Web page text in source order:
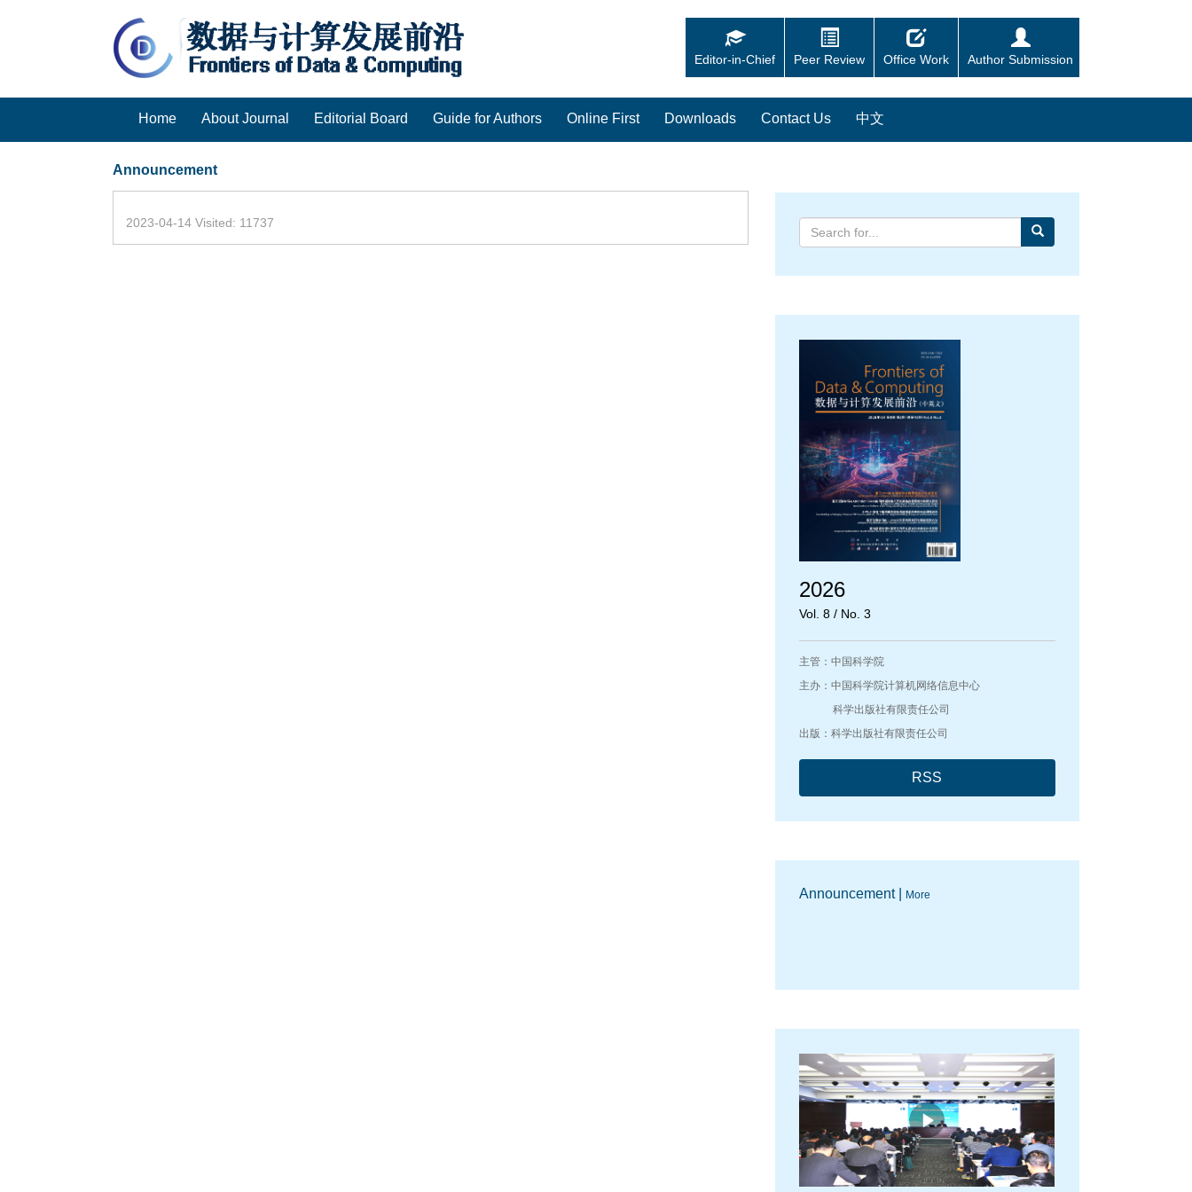
Editor-in-Chief Peer Review Office Work Author Submission
Home About Journal Editorial Board Guide for Authors Online First Downloads Contact Us 中文
Announcement
2023-04-14 Visited: 11737
2026
Vol. 8 / No. 3
主管：中国科学院
主办：中国科学院计算机网络信息中心
科学出版社有限责任公司
出版：科学出版社有限责任公司
RSS
Announcement | More